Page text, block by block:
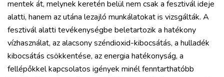
mentek át, melynek keretén belül nem csak a fesztivál ideje
alatti, hanem az utána lezajló munkálatokat is vizsgálták. A
fesztivál alatti tevékenységbe beletartozik a hatékony
vízhasználat, az alacsony széndioxid-kibocsátás, a hulladék
kibocsátás csökkentése, az energia hatékonyság, a
fellépőkkel kapcsolatos igények minél fenntarthatóbb